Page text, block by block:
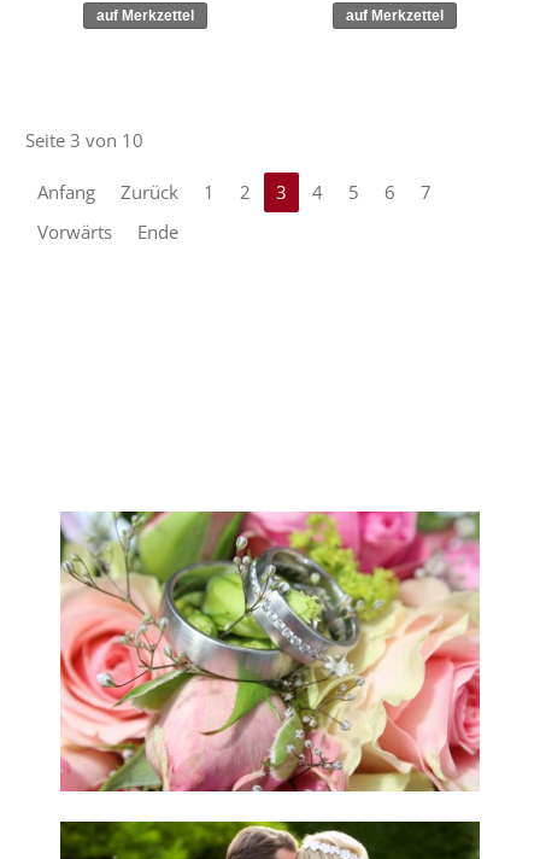
Seite 3 von 10
Anfang Zurück 1 2 3 4 5 6
7
Vorwärts
Ende